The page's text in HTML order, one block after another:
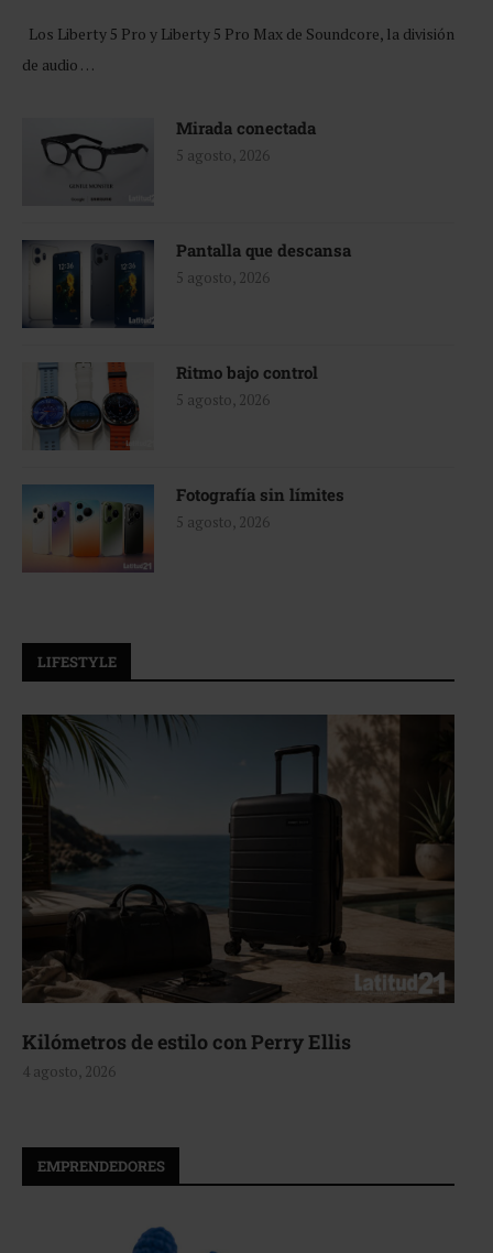
Los Liberty 5 Pro y Liberty 5 Pro Max de Soundcore, la división
de audio …
Mirada conectada
5 agosto, 2026
Pantalla que descansa
5 agosto, 2026
Ritmo bajo control
5 agosto, 2026
Fotografía sin límites
5 agosto, 2026
LIFESTYLE
Aerie, texturas que fluyen
4 agosto, 2026
EMPRENDEDORES